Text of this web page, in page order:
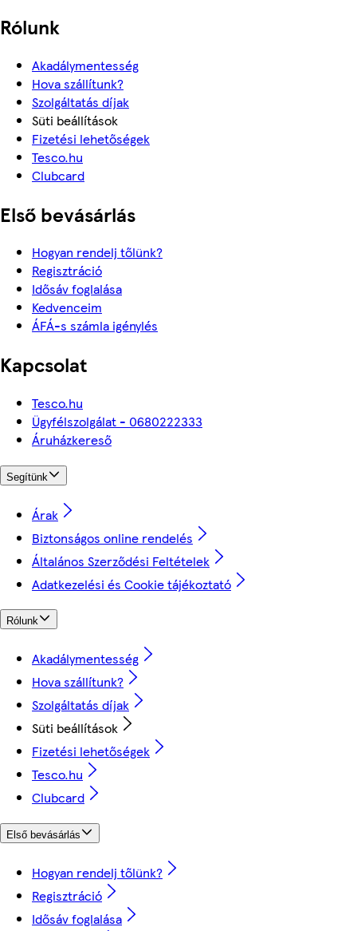
Rólunk
Akadálymentesség
Hova szállítunk?
Szolgáltatás díjak
Süti beállítások
Fizetési lehetőségek
Tesco.hu
Clubcard
Első bevásárlás
Hogyan rendelj tőlünk?
Regisztráció
Idősáv foglalása
Kedvenceim
ÁFÁ-s számla igénylés
Kapcsolat
Tesco.hu
Ügyfélszolgálat - 0680222333
Áruházkereső
Segítünk
Árak
Biztonságos online rendelés
Általános Szerződési Feltételek
Adatkezelési és Cookie tájékoztató
Rólunk
Akadálymentesség
Hova szállítunk?
Szolgáltatás díjak
Süti beállítások
Fizetési lehetőségek
Tesco.hu
Clubcard
Első bevásárlás
Hogyan rendelj tőlünk?
Regisztráció
Idősáv foglalása